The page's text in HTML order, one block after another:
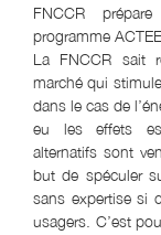
FNCCR
programme
La FNCCR sait
marché qui
dans le cas de
eu les effets
alternatifs sont
but de spéculer
sans expertise si
usagers. C’est